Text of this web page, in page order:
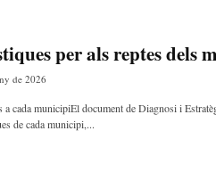
per als reptes dels
de 2026
a cada municipiEl document de Diagnosi i
de cada municipi,...